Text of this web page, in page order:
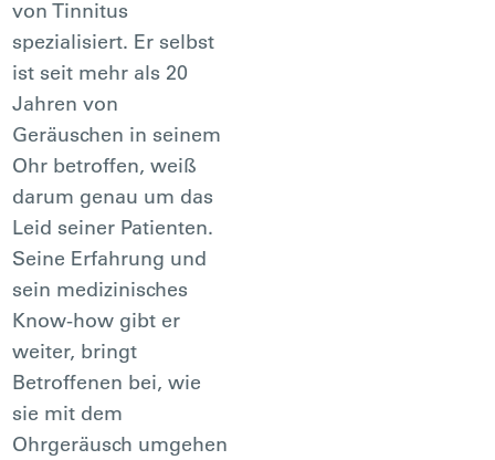
von Tinnitus
spezialisiert. Er selbst
ist seit mehr als 20
Jahren von
Geräuschen in seinem
Ohr betroffen, weiß
darum genau um das
Leid seiner Patienten.
Seine Erfahrung und
sein medizinisches
Know-how gibt er
weiter, bringt
Betroffenen bei, wie
sie mit dem
Ohrgeräusch umgehen